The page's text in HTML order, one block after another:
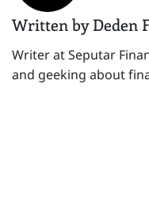
Written by Deden
Writer at Seputar
and geeking about